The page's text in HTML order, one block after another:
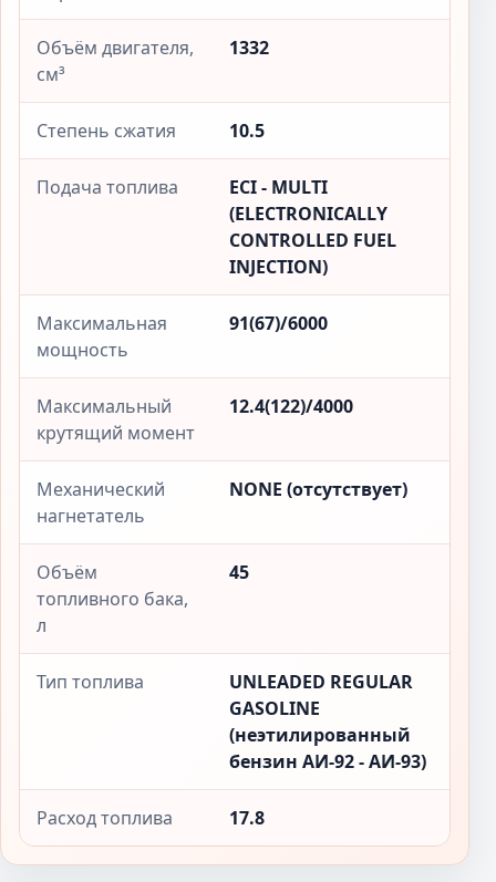
Объём двигателя,
см³
1332
Степень сжатия 10.5
Подача топлива
ECI - MULTI
(ELECTRONICALLY
CONTROLLED FUEL
INJECTION)
Максимальная
мощность
91(67)/6000
Максимальный
крутящий момент
12.4(122)/4000
Механический
нагнетатель
NONE (отсутствует)
Объём
топливного бака,
л
45
Тип топлива
UNLEADED REGULAR
GASOLINE
(неэтилированный
бензин АИ-92 - АИ-93)
Расход топлива 17.8